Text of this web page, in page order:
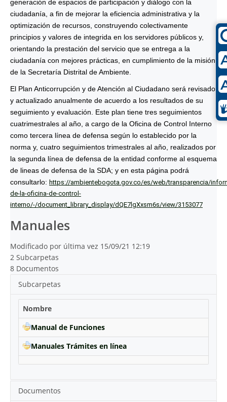
generación de espacios de participación y diálogo con la
ciudadanía, a fin de mejorar la eficiencia administrativa y la
optimización de recursos, construyendo colectivamente
principios y valores de integrida en los servidores públicos y,
orientando la prestación del servicio que se entrega a la
ciudadanía con mejores prácticas, en cumplimiento de la misión
de la Secretaría Distrital de Ambiente.
El Plan Anticorrupción y de Atención al Ciudadano será revisado
y actualizado anualmente de acuerdo a los resultados de su
seguimiento y evaluación. Este plan tiene tres seguimientos
cuatrimestrales al año, a cargo de la Oficina de Control Interno
como tercera línea de defensa según lo establecido por la
norma y, cuatro seguimientos trimestrales al año, realizados por
la segunda línea de defensa de la entidad conforme al esquema
de lineas de defensa de la SDA; y en esta página podrá
consultarlo: https://ambientebogota.gov.co/es/web/transparencia/
de-la-oficina-de-control-
interno/-/document_library_display/dQE7lgXxsm6s/view/3153077
Manuales
Modificado por última vez 15/09/21 12:19
2 Subcarpetas
8 Documentos
Subcarpetas
Nombre
Manual de Funciones
Manuales Trámites en línea
Documentos